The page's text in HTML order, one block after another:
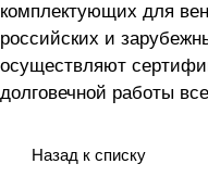
комплектующих для
российских и
осуществляют
долговечной работы
Назад к списку